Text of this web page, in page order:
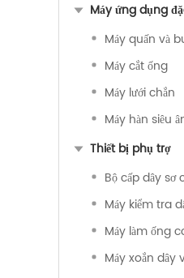
Máy ứng dụng
Máy quấn và
Máy cắt ống
Máy lưới chắn
Máy hàn siêu
Thiết bị phụ trợ
Bộ cấp dây sơ
Máy kiểm tra
Máy làm ống
Máy xoắn dây